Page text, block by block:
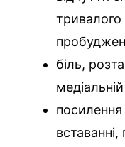
тривалого
біль,
посилення
вставанні,